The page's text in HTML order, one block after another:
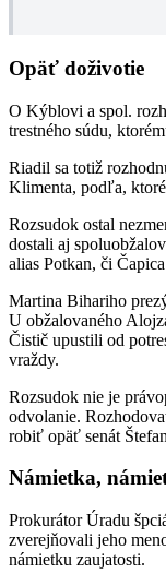
Opäť doživotie
O Kýblovi a spol.
trestného súdu,
Riadil sa totiž
Klimenta, podľa,
Rozsudok ostal
dostali aj
alias Potkan, či
Martina Bihariho
U obžalovaného
Čistič upustili od
vraždy.
Rozsudok nie je
odvolanie.
robiť opäť senát
Námietka,
Prokurátor Úradu
zverejňovali jeho
námietku zaujatosti.